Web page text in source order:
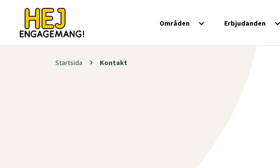
Områden Erbjudanden
Startsida Kontakt